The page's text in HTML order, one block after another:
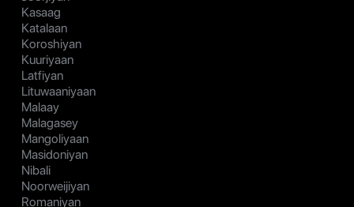
Kasaag
Katalaan
Koroshiyan
Kuuriyaan
Latfiyan
Lituwaaniyaan
Malaay
Malagasey
Mangoliyaan
Masidoniyan
Nibali
Noorweijiyan
Romaniyan